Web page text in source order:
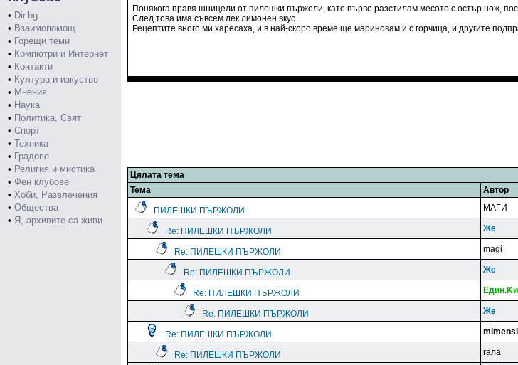
• Dir.bg
• Взаимопомощ
• Горещи теми
• Компютри и Интернет
• Контакти
• Култура и изкуство
• Мнения
• Наука
• Политика, Свят
• Спорт
• Техника
• Градове
• Религия и мистика
• Фен клубове
• Хоби, Развлечения
• Общества
• Я, архивите са живи
Понякога правя шницели от пилешки пържоли, като първо разстилам месото с остър нож,
След това има съвсем лек лимонен вкус.
Рецептите вного ми харесаха, и в най-скоро време ще мариновам и с горчица, и другите
Цялата тема
Тема
Автор
ПИЛЕШКИ ПЪРЖОЛИ MAГИ
Re: ПИЛЕШКИ ПЪРЖОЛИ Жe
Re: ПИЛЕШКИ ПЪРЖОЛИ magi
Re: ПИЛЕШКИ ПЪРЖОЛИ Жe
Re: ПИЛЕШКИ ПЪРЖОЛИ
Re: ПИЛЕШКИ ПЪРЖОЛИ Жe
Re: ПИЛЕШКИ ПЪРЖОЛИ
Re: ПИЛЕШКИ ПЪРЖОЛИ raлa